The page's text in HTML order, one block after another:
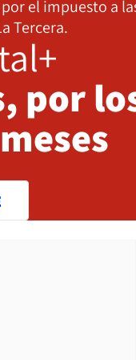
el impuesto a
Tercera.
por